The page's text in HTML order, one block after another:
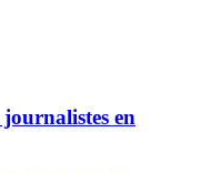
journalistes en